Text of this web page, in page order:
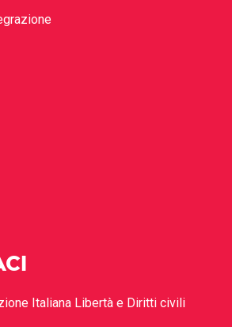
Italiana Libertà e Diritti civili